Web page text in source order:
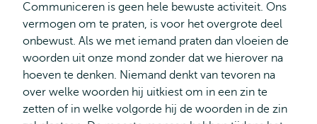
Communiceren is geen hele bewuste activiteit. Ons
vermogen om te praten, is voor het overgrote deel
onbewust. Als we met iemand praten dan vloeien de
woorden uit onze mond zonder dat we hierover na
hoeven te denken. Niemand denkt van tevoren na
over welke woorden hij uitkiest om in een zin te
zetten of in welke volgorde hij de woorden in de zin